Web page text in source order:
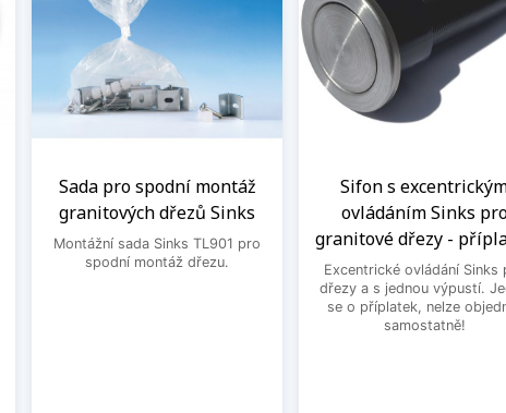
Sada pro spodní montáž
granitových dřezů Sinks
Montážní sada Sinks TL901 pro
spodní montáž dřezu.
Sifon s
ovládáním Sinks
granitové dřezy -
Excentrické ovládání Sinks
dřezy a s jednou výpustí.
se o příplatek, nelze
samostatně!